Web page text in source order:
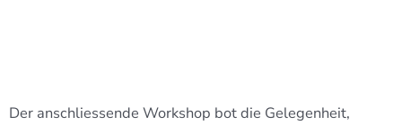
Der anschliessende Workshop bot die Gelegenheit,